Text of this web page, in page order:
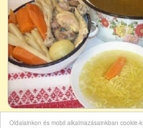
Oldalainkon és mobil alkalmazásainkban